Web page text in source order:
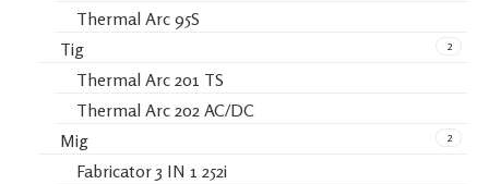
Thermal Arc 95S
2
Tig
Thermal Arc 201 TS
Thermal Arc 202 AC/DC
2
Mig
Fabricator 3 IN 1 252i